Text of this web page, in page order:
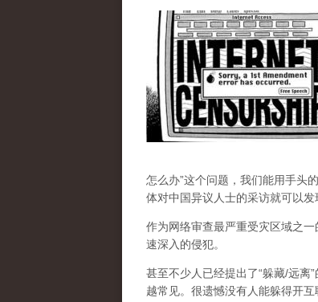
wechatimg866.jpeg
怎么办”这个问题，我们能用手头
体对中国异议人士的采访就可以
作为网络审查最严重受灾区域之
速深入的侵犯。
甚至不少人已经提出了“躲藏/远离
越常见。很遗憾没有人能躲得开